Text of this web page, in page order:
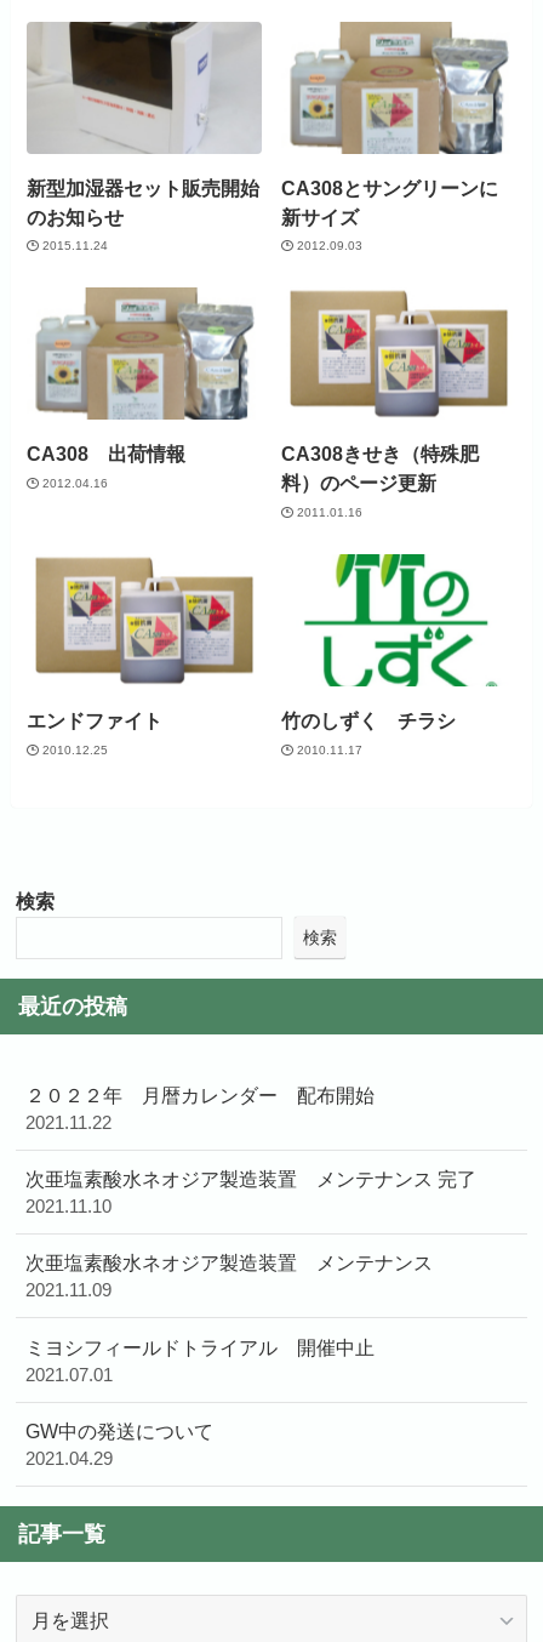
新型加湿器セット販売開始
のお知らせ
2015.11.24
CA308とサングリーンに
新サイズ
2012.09.03
CA308 出荷情報
2012.04.16
CA308きせき（特殊肥
料）のページ更新
2011.01.16
エンドファイト
2010.12.25
竹のしずく チラシ
2010.11.17
検索
検索
最近の投稿
２０２２年 月暦カレンダー 配布開始
2021.11.22
次亜塩素酸水ネオジア製造装置 メンテナンス 完了
2021.11.10
次亜塩素酸水ネオジア製造装置 メンテナンス
2021.11.09
ミヨシフィールドトライアル 開催中止
2021.07.01
GW中の発送について
2021.04.29
記事一覧